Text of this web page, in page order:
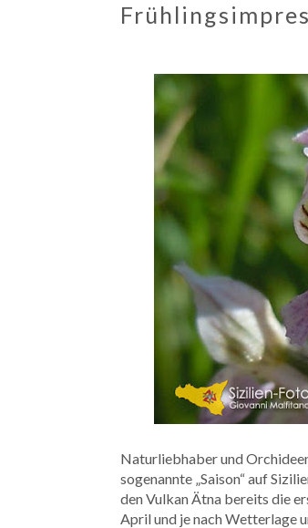
Naturliebhaber und
sogenannte „Saison“ auf
den Vulkan Ätna bereits die
April und je nach Wetterlage